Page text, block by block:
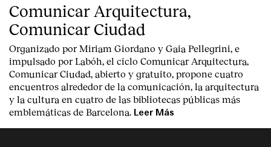
Comunicar Arquitectura,
Comunicar Ciudad
Organizado por Miriam Giordano y Gaia Pellegrini, e
impulsado por Labóh, el ciclo Comunicar Arquitectura,
Comunicar Ciudad, abierto y gratuito, propone cuatro
encuentros alrededor de la comunicación, la arquitectura
y la cultura en cuatro de las bibliotecas públicas más
emblemáticas de Barcelona. Leer Más